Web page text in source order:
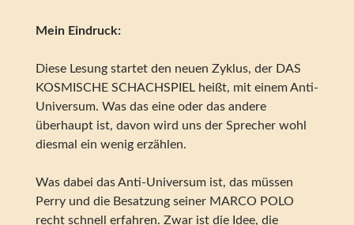
Mein Eindruck:
Diese Lesung startet den neuen Zyklus, der DAS
KOSMISCHE SCHACHSPIEL heißt, mit einem Anti-
Universum. Was das eine oder das andere
überhaupt ist, davon wird uns der Sprecher wohl
diesmal ein wenig erzählen.
Was dabei das Anti-Universum ist, das müssen
Perry und die Besatzung seiner MARCO POLO
recht schnell erfahren. Zwar ist die Idee, die